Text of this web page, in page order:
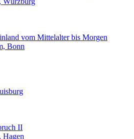
vom Mittelalter bis Morgen
Bonn
II
Hagen